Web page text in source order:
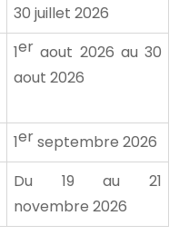
30 juillet 2026
1er aout 2026 au 30
aout 2026
1erseptembre 2026
Du 19 au 21
novembre 2026